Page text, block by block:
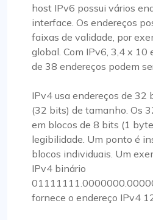
host IPv6 possui vários
interface. Os endereços
faixas de validade, por
global. Com IPv6, 3,4 x 10
de 38 endereços podem
IPv4 usa endereços de 32
(32 bits) de tamanho. Os
em blocos de 8 bits (1
legibilidade. Um ponto é
blocos individuais. Um
IPv4 binário
fornece o endereço IPv4